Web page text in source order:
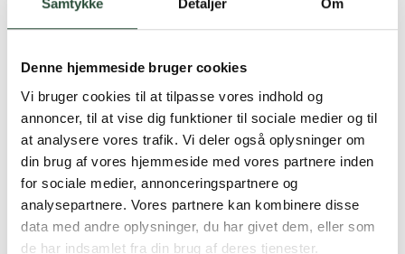
Samtykke Detaljer Om
Denne hjemmeside bruger cookies
Vi bruger cookies til at tilpasse vores indhold og
annoncer, til at vise dig funktioner til sociale medier og til
at analysere vores trafik. Vi deler også oplysninger om
din brug af vores hjemmeside med vores partnere inden
for sociale medier, annonceringspartnere og
analysepartnere. Vores partnere kan kombinere disse
data med andre oplysninger, du har givet dem, eller som
de har indsamlet fra din brug af deres tjenester.
Hurtig levering (30 min. i Kbh)
Hurtigt leveringen via GLS, og DAO
Faste lave priser*
*Gælder ikke ernæringsprodukter.
Stort udvalg af kendte
produkter
Vi tilbyder et stort udvalg af kendte
cremer, vitaminer og andre spændende